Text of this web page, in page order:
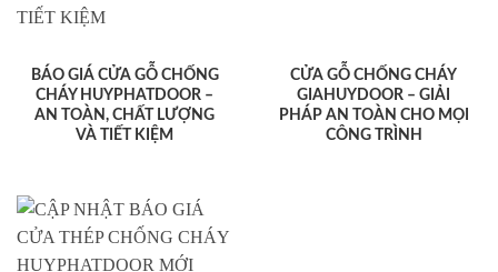
BÁO GIÁ CỬA GỖ CHỐNG
CHÁY HUYPHATDOOR –
AN TOÀN, CHẤT LƯỢNG
VÀ TIẾT KIỆM
CỬA GỖ CHỐNG CHÁY
GIAHUYDOOR – GIẢI
PHÁP AN TOÀN CHO MỌI
CÔNG TRÌNH